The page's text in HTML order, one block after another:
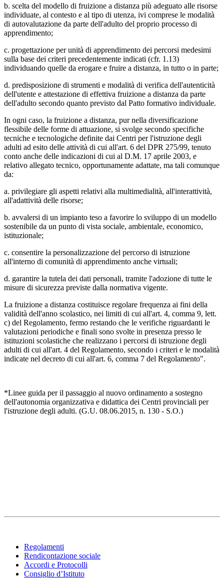
b. scelta del modello di fruizione a distanza più adeguato alle risorse
individuate, al contesto e al tipo di utenza, ivi comprese le modalità
di autovalutazione da parte dell'adulto del proprio processo di
apprendimento;
c. progettazione per unità di apprendimento dei percorsi medesimi
sulla base dei criteri precedentemente indicati (cfr. 1.13)
individuando quelle da erogare e fruire a distanza, in tutto o in parte;
d. predisposizione di strumenti e modalità di verifica dell'autenticità
dell'utente e attestazione di effettiva fruizione a distanza da parte
dell'adulto secondo quanto previsto dal Patto formativo individuale.
In ogni caso, la fruizione a distanza, pur nella diversificazione
flessibile delle forme di attuazione, si svolge secondo specifiche
tecniche e tecnologiche definite dai Centri per l'istruzione degli
adulti ad esito delle attività di cui all'art. 6 del DPR 275/99, tenuto
conto anche delle indicazioni di cui al D.M. 17 aprile 2003, e
relativo allegato tecnico, opportunamente adattate, ma tali comunque
da:
a. privilegiare gli aspetti relativi alla multimedialità, all'interattività,
all'adattività delle risorse;
b. avvalersi di un impianto teso a favorire lo sviluppo di un modello
sostenibile da un punto di vista sociale, ambientale, economico,
istituzionale;
c. consentire la personalizzazione del percorso di istruzione
all'interno di comunità di apprendimento anche virtuali;
d. garantire la tutela dei dati personali, tramite l'adozione di tutte le
misure di sicurezza previste dalla normativa vigente.
La fruizione a distanza costituisce regolare frequenza ai fini della
validità dell'anno scolastico, nei limiti di cui all'art. 4, comma 9, lett.
c) del Regolamento, fermo restando che le verifiche riguardanti le
valutazioni periodiche e finali sono svolte in presenza presso le
istituzioni scolastiche che realizzano i percorsi di istruzione degli
adulti di cui all'art. 4 del Regolamento, secondo i criteri e le modalità
indicate nel decreto di cui all'art. 6, comma 7 del Regolamento".
*Linee guida per il passaggio al nuovo ordinamento a sostegno
dell'autonomia organizzativa e didattica dei Centri provinciali per
l'istruzione degli adulti. (G.U. 08.06.2015, n. 130 - S.O.)
Regolamenti
Rendicontazione sociale
Accordi e Protocolli
Consiglio d’Istituto